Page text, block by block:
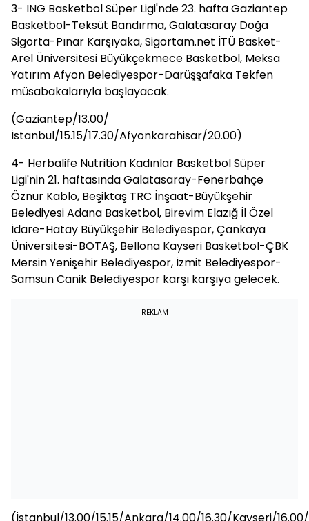
3- ING Basketbol Süper Ligi'nde 23. hafta Gaziantep
Basketbol-Teksüt Bandırma, Galatasaray Doğa
Sigorta-Pınar Karşıyaka, Sigortam.net İTÜ Basket-
Arel Üniversitesi Büyükçekmece Basketbol, Meksa
Yatırım Afyon Belediyespor-Darüşşafaka Tekfen
müsabakalarıyla başlayacak.
(Gaziantep/13.00/
İstanbul/15.15/17.30/Afyonkarahisar/20.00)
4- Herbalife Nutrition Kadınlar Basketbol Süper
Ligi'nin 21. haftasında Galatasaray-Fenerbahçe
Öznur Kablo, Beşiktaş TRC İnşaat-Büyükşehir
Belediyesi Adana Basketbol, Birevim Elazığ İl Özel
İdare-Hatay Büyükşehir Belediyespor, Çankaya
Üniversitesi-BOTAŞ, Bellona Kayseri Basketbol-ÇBK
Mersin Yenişehir Belediyespor, İzmit Belediyespor-
Samsun Canik Belediyespor karşı karşıya gelecek.
REKLAM